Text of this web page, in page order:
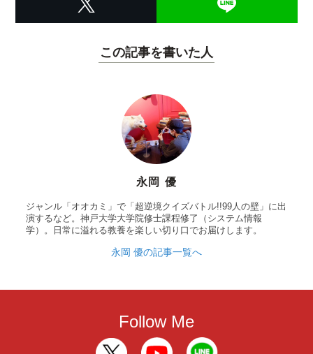
この記事を書いた人
永岡 優
ジャンル「オオカミ」で「超逆境クイズバトル!!99人の壁」に出
演するなど。神戸大学大学院修士課程修了（システム情報
学）。日常に溢れる教養を楽しい切り口でお届けします。
永岡 優の記事一覧へ
Follow Me